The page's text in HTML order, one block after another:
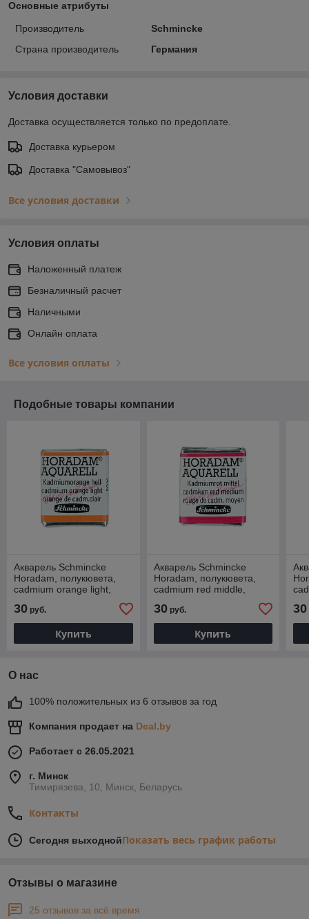
Основные атрибуты
Производитель
Schmincke
Страна производитель
Германия
Условия доставки
Доставка осуществляется только по предоплате.
Доставка курьером
Доставка "Самовывоз"
Все условия доставки
Условия оплаты
Наложенный платеж
Безналичный расчет
Наличными
Онлайн оплата
Все условия оплаты
Подобные товары компании
Акварель Schmincke
Horadam, полукювета,
cadmium orange light,
30 руб.
Купить
Акварель Schmincke
Horadam, полукювета,
cadmium red middle,
30руб.
Купить
30
О нас
100% положительных из 6 отзывов за год
Компания продает на Deal.by
Работает с 26.05.2021
г. Минск
Тимирязева, 10, Минск, Беларусь
Контакты
Сегодня выходнойПоказать весь график работы
Отзывы о магазине
25 отзывов за всё время